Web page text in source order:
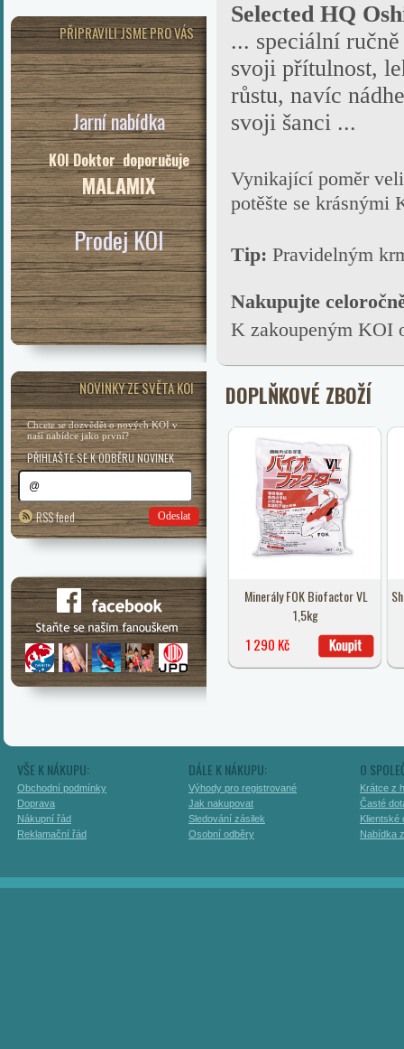
PŘIPRAVILI JSME PRO VÁS
Jarní nabídka
KOI Doktor doporučuje
MALAMIX
Prodej KOI
NOVINKY ZE SVĚTA KOI
Chcete se dozvědět o nových KOI v
naší nabídce jako první?
PŘIHLAŠTE SE K ODBĚRU NOVINEK
RSS feed Odeslat
Selected HQ
... speciální
svoji přítulnost,
růstu, navíc
svoji šanci ...
Vynikající poměr
potěšte se krásnými
Tip: Pravidelným
Nakupujte
K zakoupeným KOI
DOPLŇKOVÉ ZBOŽÍ
Minerály FOK Biofactor VL
1,5kg
1 290 Kč
VŠE K NÁKUPU:
Obchodní podmínky
Doprava
Nákupní řád
Reklamační řád
DÁLE K NÁKUPU:
Výhody pro registrované
Jak nakupovat
Sledování zásilek
Osobní odběry
O
Krátce z
Časté
Klientské
Nabídka